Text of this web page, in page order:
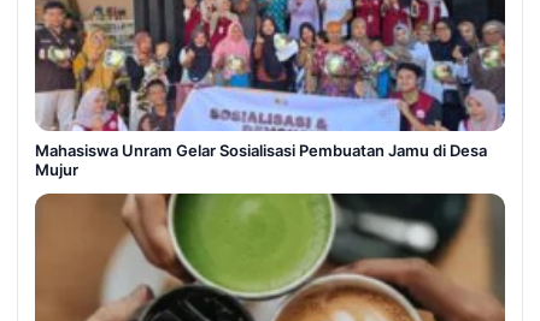
Mahasiswa Unram Gelar Sosialisasi Pembuatan Jamu di Desa
Mujur